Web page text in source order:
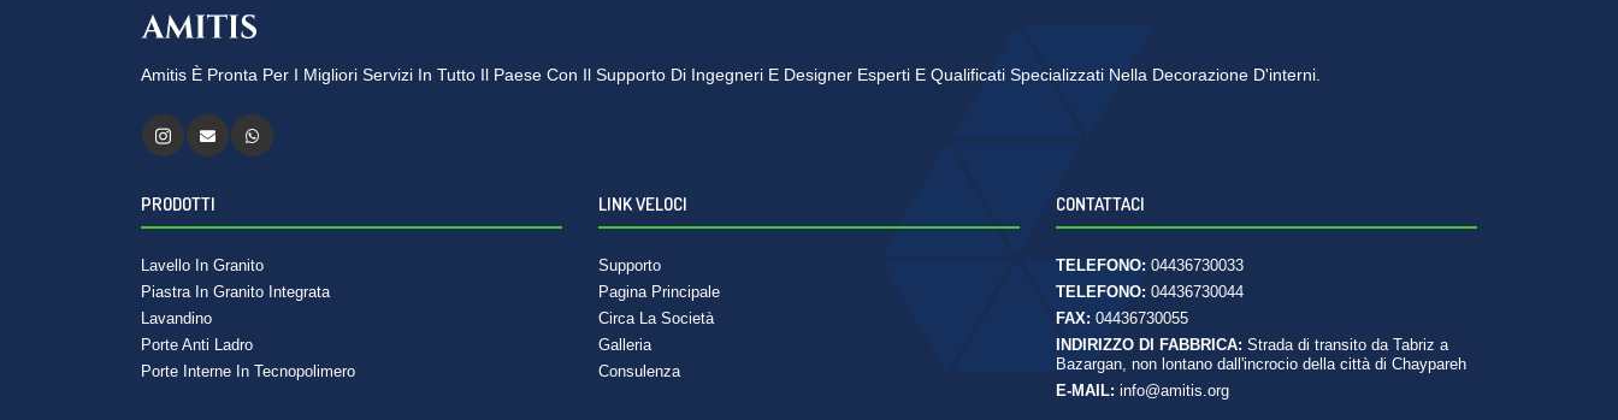
Amitis È Pronta Per I Migliori Servizi In Tutto Il Paese Con Il Supporto Di Ingegneri E Designer Esperti E Qualificati Specializzati Nella Decorazione D'interni.
PRODOTTI
Lavello In Granito
Piastra In Granito Integrata
Lavandino
Porte Anti Ladro
Porte Interne In Tecnopolimero
LINK VELOCI
Supporto
Pagina Principale
Circa La Società
Galleria
Consulenza
CONTATTACI
TELEFONO: 04436730033
TELEFONO: 04436730044
FAX: 04436730055
INDIRIZZO DI FABBRICA: Strada di transito da Tabriz a
Bazargan, non lontano dall'incrocio della città di Chaypareh
E-MAIL: info@amitis.org